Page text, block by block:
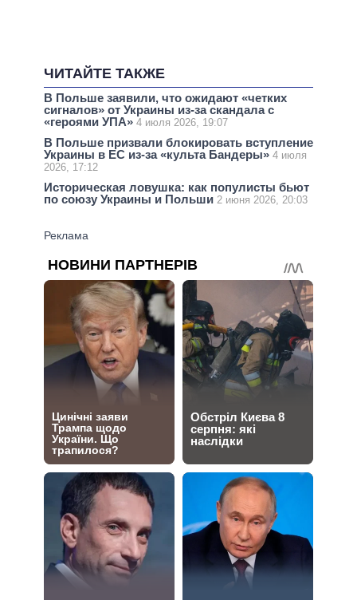
ЧИТАЙТЕ ТАКЖЕ
В Польше заявили, что ожидают «четких
сигналов» от Украины из-за скандала с
«героями УПА» 4 июля 2026, 19:07
В Польше призвали блокировать вступление
Украины в ЕС из-за «культа Бандеры» 4 июля
2026, 17:12
Историческая ловушка: как популисты бьют
по союзу Украины и Польши 2 июня 2026, 20:03